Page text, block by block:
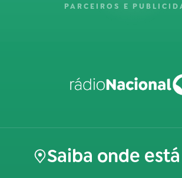
PARCEIROS E
Saiba onde está